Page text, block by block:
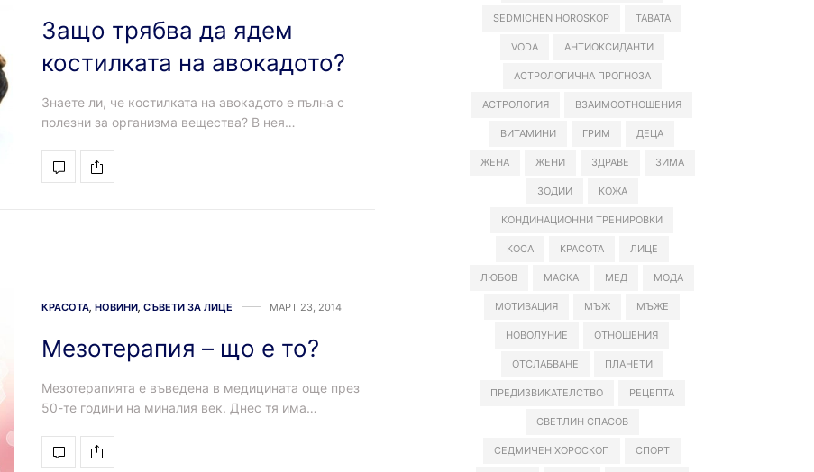
Защо трябва да ядем
костилката на авокадото?
Знаете ли, че костилката на авокадото е пълна с
полезни за организма вещества? В нея…
КРАСОТА НОВИНИ СЪВЕТИ ЗА ЛИЦЕ МАРТ 23, 2014
Мезотерапия – що е то?
Мезотерапията е въведена в медицината още през
50-те години на миналия век. Днес тя има…
SEDMICHEN HOROSKOP TABATA
VODA АНТИОКСИДАНТИ
АСТРОЛОГИЧНА ПРОГНОЗА
АСТРОЛОГИЯ ВЗАИМООТНОШЕНИЯ
ВИТАМИНИ ГРИМ ДЕЦА
ЖЕНА ЖЕНИ ЗДРАВЕ ЗИМА
ЗОДИИ КОЖА
КОНДИНАЦИОННИ ТРЕНИРОВКИ
КОСА КРАСОТА ЛИЦЕ
ЛЮБОВ МАСКА МЕД МОДА
МОТИВАЦИЯ МЪЖ МЪЖЕ
НОВОЛУНИЕ ОТНОШЕНИЯ
ОТСЛАБВАНЕ ПЛАНЕТИ
ПРЕДИЗВИКАТЕЛСТВО РЕЦЕПТА
СВЕТЛИН СПАСОВ
СЕДМИЧЕН ХОРОСКОП СПОРТ